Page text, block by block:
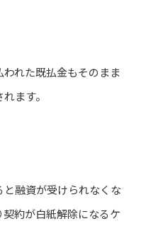
れた既払金もそのまま
ます。
融資が受けられなくな
約が白紙解除になるケ